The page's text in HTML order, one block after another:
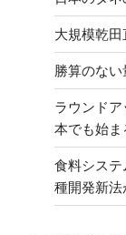
大規模乾田
勝算のな
ラウンド
本でも始ま
食料シス
種開発新法